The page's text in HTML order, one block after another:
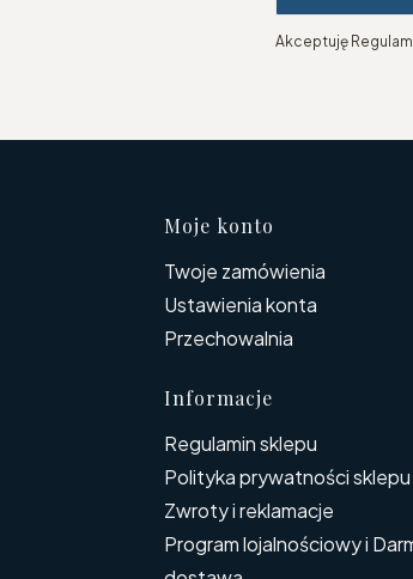
Akceptuję
Linki w
Moje konto
Twoje zamówienia
Ustawienia konta
Przechowalnia
Informacje
Regulamin sklepu
Polityka prywatności sklepu
Zwroty i reklamacje
Program lojalnościowy i